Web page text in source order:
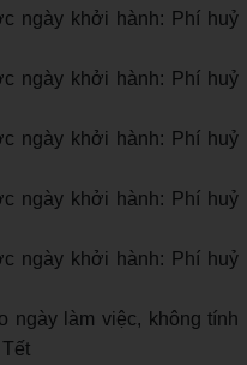
ngày khởi hành: Phí huỷ
ngày khởi hành: Phí huỷ
ngày khởi hành: Phí huỷ
ngày khởi hành: Phí huỷ
ngày khởi hành: Phí huỷ
ngày làm việc, không tính